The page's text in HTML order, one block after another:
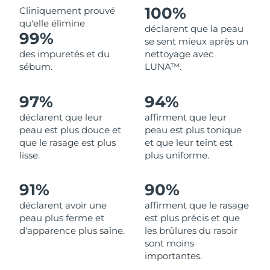
Cliniquement prouvé
qu'elle élimine
99%
des impuretés et du
sébum.
100%
déclarent que la peau
se sent mieux après un
nettoyage avec
LUNA™.
97%
déclarent que leur
peau est plus douce et
que le rasage est plus
lisse.
94%
affirment que leur
peau est plus tonique
et que leur teint est
plus uniforme.
91%
déclarent avoir une
peau plus ferme et
d'apparence plus saine.
90%
affirment que le rasage
est plus précis et que
les brûlures du rasoir
sont moins
importantes.
Philippines Livraison estimée
Pologne Livraison estimée
Porto Rico Livraison estimée
Qatar Livraison estimée 8/11/26
Roumanie Livraison estimée
Russie Livraison estimée 8/18/26
Livraison estimée